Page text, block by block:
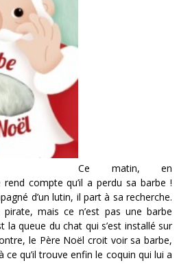
Ce matin, en
rend compte qu’il a perdu sa barbe !
d’un lutin, il part à sa recherche.
mais ce n’est pas une barbe
la queue du chat qui s’est installé sur
le Père Noël croit voir sa barbe,
ce qu’il trouve enfin le coquin qui lui a